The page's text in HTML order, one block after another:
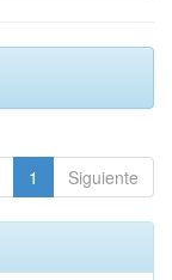
1 Siguiente